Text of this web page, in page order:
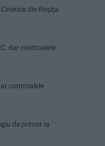
din Reșița
dar controalele
controalele
de primar la